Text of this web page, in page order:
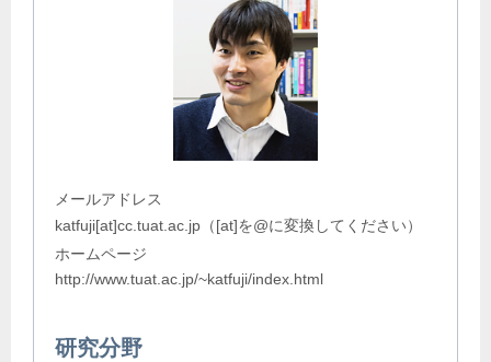
メールアドレス
katfuji[at]cc.tuat.ac.jp（[at]を@に変換してください）
ホームページ
http://www.tuat.ac.jp/~katfuji/index.html
研究分野